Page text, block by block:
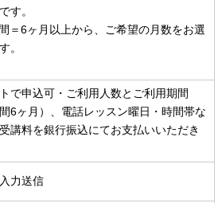
す。
＝6ヶ月以上から、ご希望の月数をお選
。
で申込可・ご利用人数とご利用期間
間6ヶ月）、電話レッスン曜日・時間帯な
講料を銀行振込にてお支払いいただき
入力送信